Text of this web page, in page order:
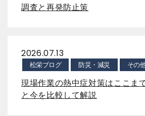
調査と再発防止策
2026.07.13
松栄ブログ 防災・減災 その
現場作業の熱中症対策はここま
と今を比較して解説